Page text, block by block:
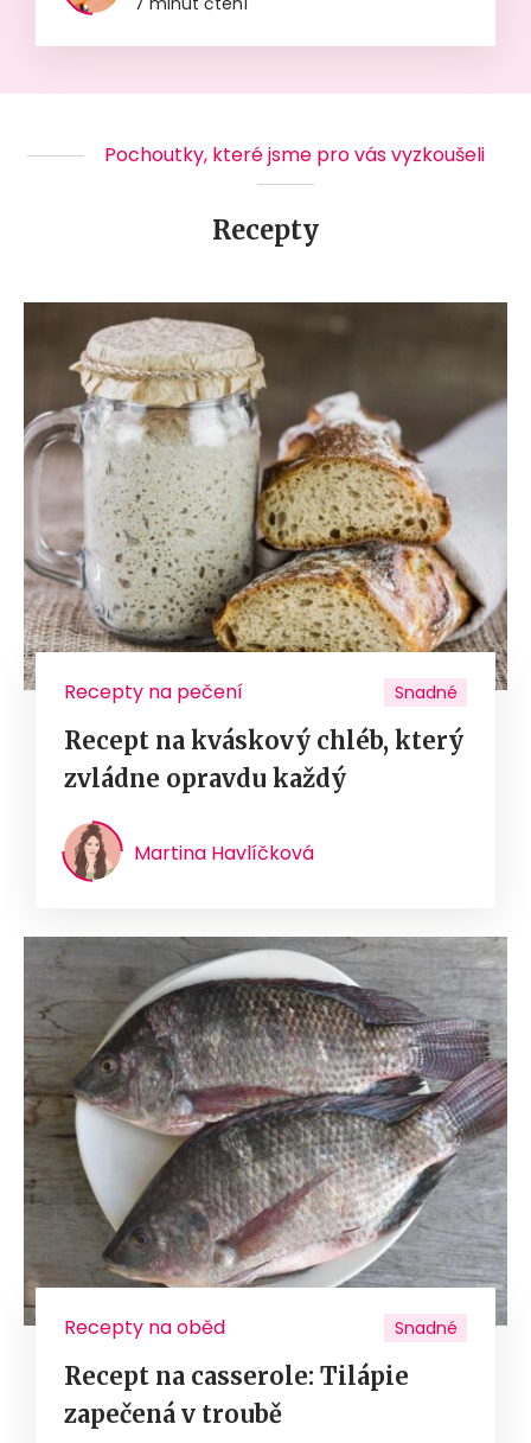
Pochoutky, které jsme pro vás vyzkoušeli
Recepty
Recepty na pečení Snadné
Recept na kváskový chléb, který
zvládne opravdu každý
Martina Havlíčková
Recepty na oběd Snadné
Recept na casserole: Tilápie
zapečená v troubě